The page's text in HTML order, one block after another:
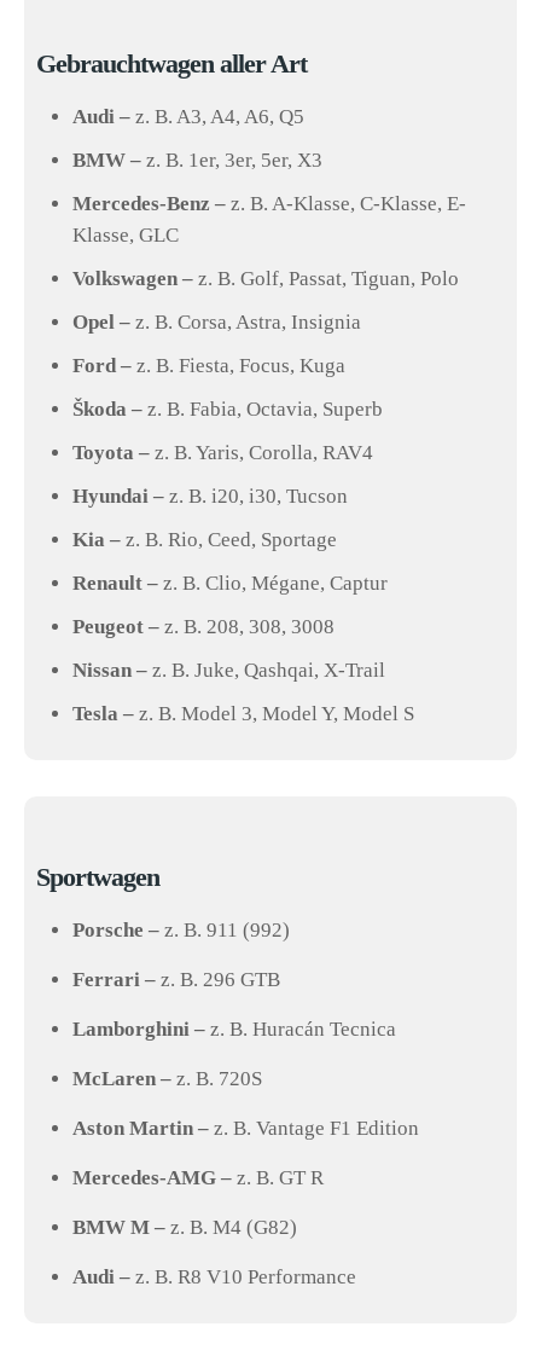
Gebrauchtwagen aller Art
Audi – z. B. A3, A4, A6, Q5
BMW – z. B. 1er, 3er, 5er, X3
Mercedes-Benz – z. B. A-Klasse, C-Klasse, E-
Klasse, GLC
Volkswagen – z. B. Golf, Passat, Tiguan, Polo
Opel – z. B. Corsa, Astra, Insignia
Ford – z. B. Fiesta, Focus, Kuga
Škoda – z. B. Fabia, Octavia, Superb
Toyota – z. B. Yaris, Corolla, RAV4
Hyundai – z. B. i20, i30, Tucson
Kia – z. B. Rio, Ceed, Sportage
Renault – z. B. Clio, Mégane, Captur
Peugeot – z. B. 208, 308, 3008
Nissan – z. B. Juke, Qashqai, X-Trail
Tesla – z. B. Model 3, Model Y, Model S
Sportwagen
Porsche – z. B. 911 (992)
Ferrari – z. B. 296 GTB
Lamborghini – z. B. Huracán Tecnica
McLaren – z. B. 720S
Aston Martin – z. B. Vantage F1 Edition
Mercedes-AMG – z. B. GT R
BMW M – z. B. M4 (G82)
Audi – z. B. R8 V10 Performance